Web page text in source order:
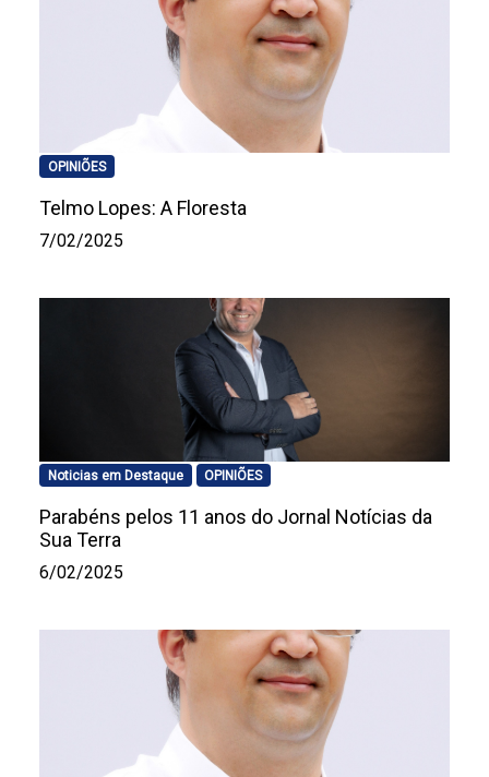
OPINIÕES
Telmo Lopes: A Floresta
7/02/2025
Noticias em Destaque OPINIÕES
Parabéns pelos 11 anos do Jornal Notícias da
Sua Terra
6/02/2025